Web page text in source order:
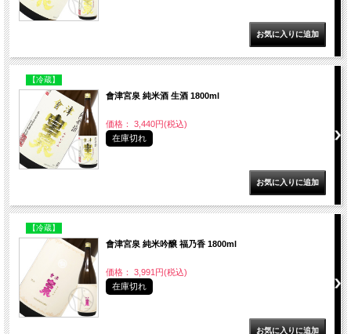
【冷蔵】
會津宮泉 純米酒 生酒 1800ml
価格： 3,440円(税込)
在庫切れ
【冷蔵】
會津宮泉 純米吟醸 福乃香 1800ml
価格： 3,991円(税込)
在庫切れ